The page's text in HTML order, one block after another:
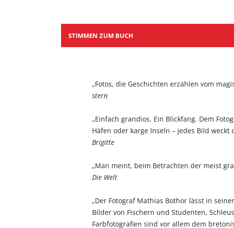
STIMMEN ZUM BUCH
„Fotos, die Geschichten erzählen vom
stern
„Einfach grandios. Ein Blickfang. Dem
Häfen oder karge Inseln – jedes Bild
Brigitte
„Man meint, beim Betrachten der meist
Die Welt
„Der Fotograf Mathias Bothor lässt in
Bilder von Fischern und Studenten,
Farbfotografien sind vor allem dem